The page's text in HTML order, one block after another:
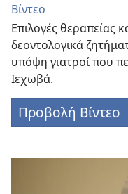
Βίντεο
Επιλογές θεραπείας
δεοντολογικά
υπόψη γιατροί που
Ιεχωβά.
Προβολή Βίντεο